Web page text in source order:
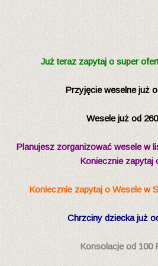
Już teraz zapytaj o super
Przyjęcie weselne już
Wesele już od
Planujesz zorganizować wesele w
Koniecznie zapytaj
Koniecznie zapytaj o Wesele w
Chrzciny dzieckajuż
Konsolacje od 100